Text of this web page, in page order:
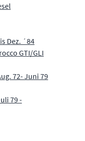
Dez. ´84
GTI/GLI
72- Juni 79
79 -